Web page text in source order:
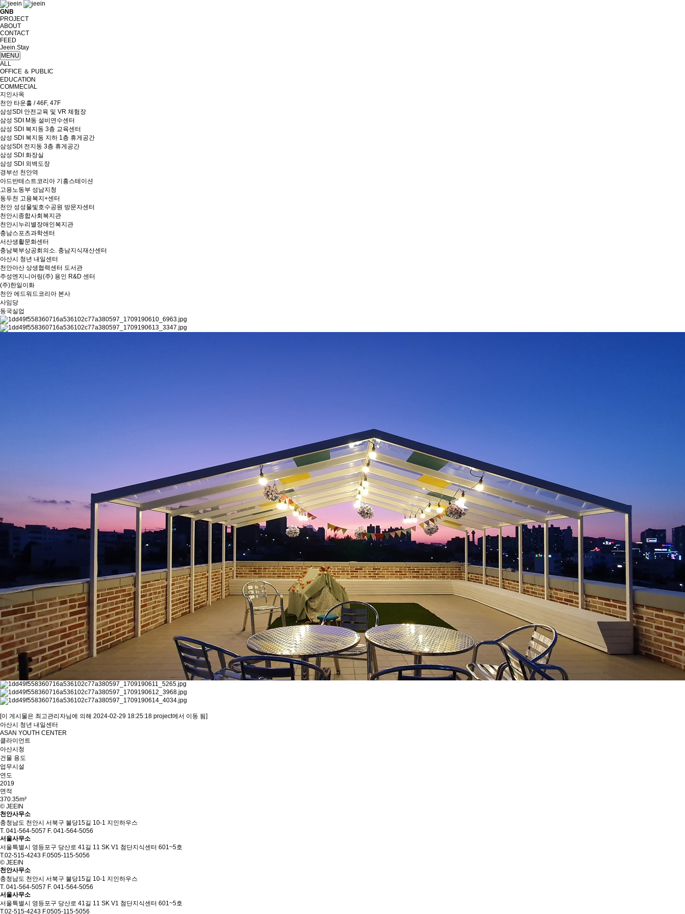
GNB
PROJECT
ABOUT
CONTACT
FEED
Jeein.Stay
MENU
ALL
OFFICE ＆ PUBLIC
EDUCATION
COMMECIAL
지인사옥
천안 타운홀 / 46F, 47F
삼성SDI 안전교육 및 VR 체험장
삼성 SDI M동 설비연수센터
삼성 SDI 복지동 3층 교육센터
삼성 SDI 복지동 지하 1층 휴게공간
삼성SDI 전지동 3층 휴게공간
삼성 SDI 화장실
삼성 SDI 외벽도장
경부선 천안역
아드반테스트코리아 기흥스테이션
고용노동부 성남지청
동두천 고용복지+센터
천안 성성물빛호수공원 방문자센터
천안시종합사회복지관
천안시누리별장애인복지관
충남스포츠과학센터
서산생활문화센터
충남북부상공회의소. 충남지식재산센터
아산시 청년 내일센터
천안아산 상생협력센터 도서관
주성엔지니어링(주) 용인 R&D 센터
(주)한일이화
천안 에드워드코리아 본사
사임당
동국실업
[이 게시물은 최고관리자님에 의해 2024-02-29 18:25:18 project에서 이동 됨]
아산시 청년 내일센터
ASAN YOUTH CENTER
클라이언트
아산시청
건물 용도
업무시설
연도
2019
면적
370.35m²
© JEEIN
천안사무소
충청남도 천안시 서북구 불당15길 10-1 지인하우스
T. 041-564-5057 F. 041-564-5056
서울사무소
서울특별시 영등포구 당산로 41길 11 SK V1 첨단지식센터 601~5호
T.02-515-4243 F.0505-115-5056
© JEEIN
천안사무소
충청남도 천안시 서북구 불당15길 10-1 지인하우스
T. 041-564-5057 F. 041-564-5056
서울사무소
서울특별시 영등포구 당산로 41길 11 SK V1 첨단지식센터 601~5호
T.02-515-4243 F.0505-115-5056